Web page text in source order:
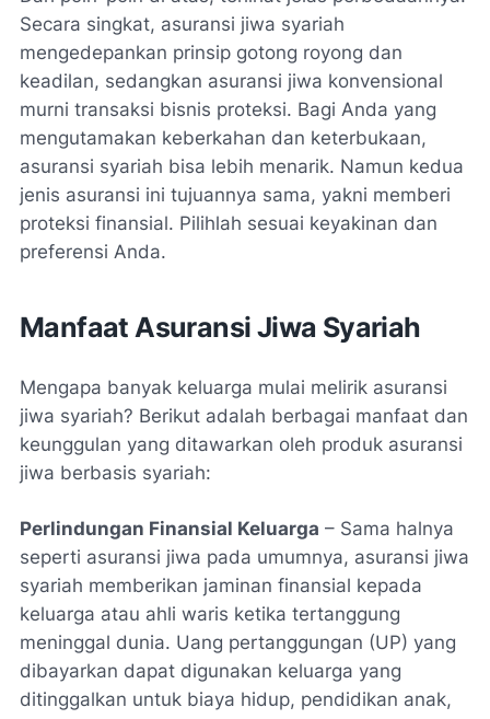
Secara singkat, asuransi jiwa syariah
mengedepankan prinsip gotong royong dan
keadilan, sedangkan asuransi jiwa konvensional
murni transaksi bisnis proteksi. Bagi Anda yang
mengutamakan keberkahan dan keterbukaan,
asuransi syariah bisa lebih menarik. Namun kedua
jenis asuransi ini tujuannya sama, yakni memberi
proteksi finansial. Pilihlah sesuai keyakinan dan
preferensi Anda.
Manfaat Asuransi Jiwa Syariah
Mengapa banyak keluarga mulai melirik asuransi
jiwa syariah? Berikut adalah berbagai manfaat dan
keunggulan yang ditawarkan oleh produk asuransi
jiwa berbasis syariah:
Perlindungan Finansial Keluarga – Sama halnya
seperti asuransi jiwa pada umumnya, asuransi jiwa
syariah memberikan jaminan finansial kepada
keluarga atau ahli waris ketika tertanggung
meninggal dunia. Uang pertanggungan (UP) yang
dibayarkan dapat digunakan keluarga yang
ditinggalkan untuk biaya hidup, pendidikan anak,